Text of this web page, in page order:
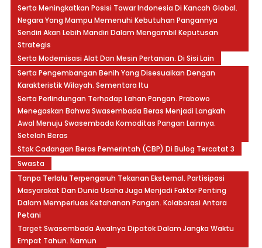
Serta Meningkatkan Posisi Tawar Indonesia Di Kancah Global.
Negara Yang Mampu Memenuhi Kebutuhan Pangannya
Sendiri Akan Lebih Mandiri Dalam Mengambil Keputusan
Strategis
Serta Modernisasi Alat Dan Mesin Pertanian. Di Sisi Lain
Serta Pengembangan Benih Yang Disesuaikan Dengan
Karakteristik Wilayah. Sementara Itu
Serta Perlindungan Terhadap Lahan Pangan. Prabowo
Menegaskan Bahwa Swasembada Beras Menjadi Langkah
Awal Menuju Swasembada Komoditas Pangan Lainnya.
Setelah Beras
Stok Cadangan Beras Pemerintah (CBP) Di Bulog Tercatat 3
Swasta
Tanpa Terlalu Terpengaruh Tekanan Eksternal. Partisipasi
Masyarakat Dan Dunia Usaha Juga Menjadi Faktor Penting
Dalam Memperluas Ketahanan Pangan. Kolaborasi Antara
Petani
Target Swasembada Awalnya Dipatok Dalam Jangka Waktu
Empat Tahun. Namun